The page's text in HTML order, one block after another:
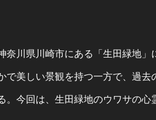
奈川県川崎市にある「生田緑地
で美しい景観を持つ一方で、過
。今回は、生田緑地のウワサの心